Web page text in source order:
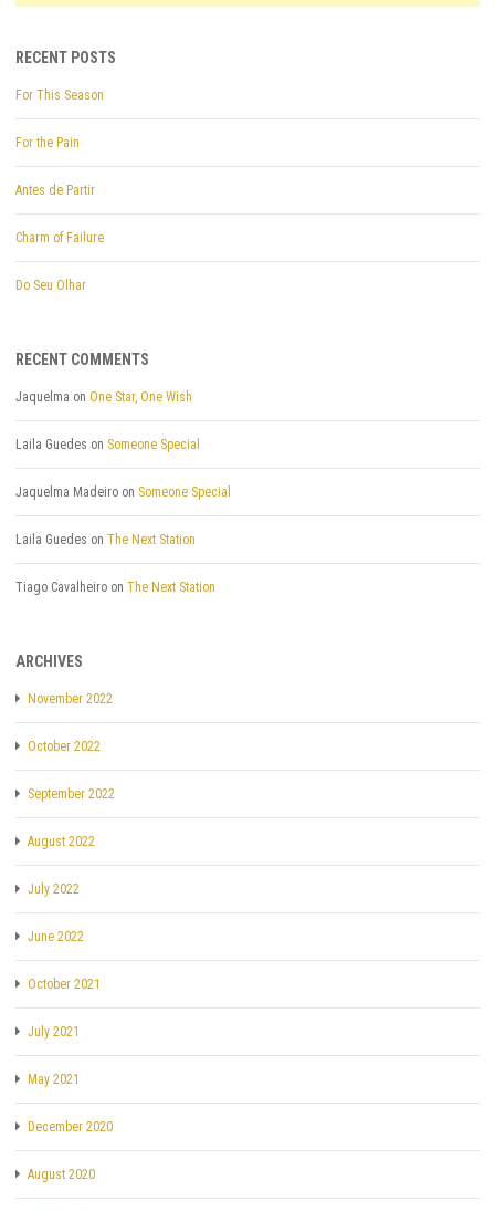
RECENT POSTS
For This Season
For the Pain
Antes de Partir
Charm of Failure
Do Seu Olhar
RECENT COMMENTS
Jaquelma on One Star, One Wish
Laila Guedes on Someone Special
Jaquelma Madeiro on Someone Special
Laila Guedes on The Next Station
Tiago Cavalheiro on The Next Station
ARCHIVES
November 2022
October 2022
September 2022
August 2022
July 2022
June 2022
October 2021
July 2021
May 2021
December 2020
August 2020